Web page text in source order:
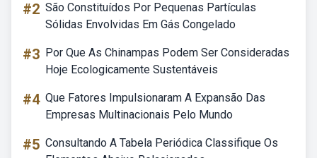
#2 São Constituídos Por Pequenas Partículas
Sólidas Envolvidas Em Gás Congelado
#3 Por Que As Chinampas Podem Ser Consideradas
Hoje Ecologicamente Sustentáveis
#4 Que Fatores Impulsionaram A Expansão Das
Empresas Multinacionais Pelo Mundo
#5 Consultando A Tabela Periódica Classifique Os